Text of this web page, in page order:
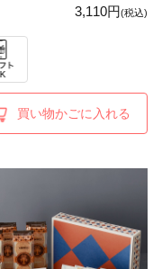
3,110円(税込)
買い物かごに入れる